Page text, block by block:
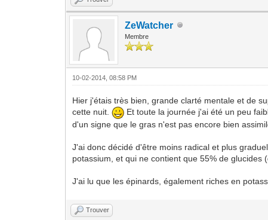
ZeWatcher
Membre
10-02-2014, 08:58 PM
Hier j'étais très bien, grande clarté mentale et de
cette nuit.
Et toute la journée j'ai été un peu
d'un signe que le gras n'est pas encore bien
J'ai donc décidé d'être moins radical et plus
potassium, et qui ne contient que 55% de glucides
J'ai lu que les épinards, également riches en
Trouver